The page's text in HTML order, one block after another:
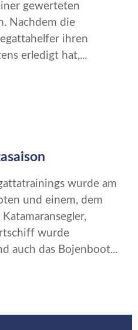
gewerteten
Nachdem die
ihren
erledigt hat,...
wurde am
und einem, dem
wurde
auch das Bojenboot...